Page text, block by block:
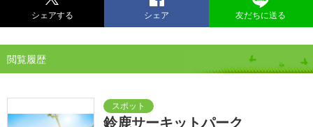
シェアする シェア 友だちに送る
閲覧履歴
鈴鹿サーキットパーク